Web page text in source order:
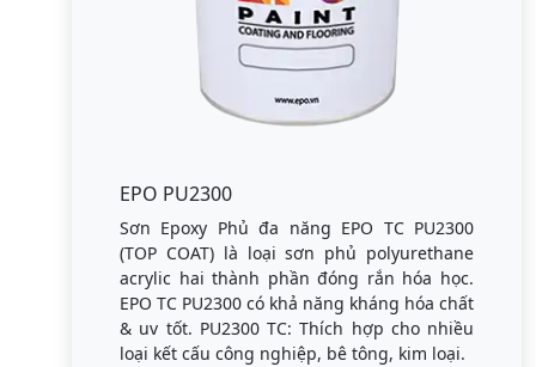
EPO PU2300
Sơn Epoxy Phủ đa năng EPO TC PU2300
(TOP COAT) là loại sơn phủ polyurethane
acrylic hai thành phần đóng rắn hóa học.
EPO TC PU2300 có khả năng kháng hóa chất
& uv tốt. PU2300 TC: Thích hợp cho nhiều
loại kết cấu công nghiệp, bê tông, kim loại.